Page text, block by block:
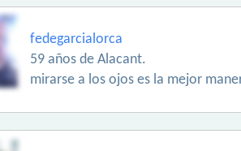
fedegarcialorca
59 años de Alacant.
mirarse a los ojos es la mejor